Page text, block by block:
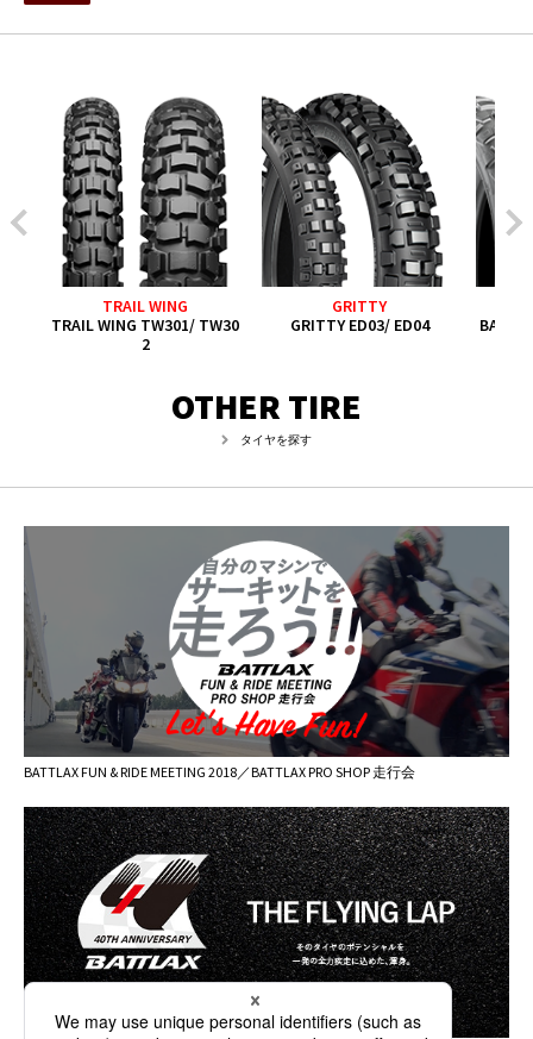
OTHER TIRE
タイヤを探す
TRAIL WING
TRAIL WING TW301/ TW30
2
GRITTY
GRITTY ED03/ ED04
BATTLAX FUN & RIDE MEETING 2018／BATTLAX PRO SHOP 走行会